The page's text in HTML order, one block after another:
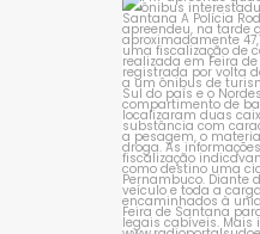
PRF apreende